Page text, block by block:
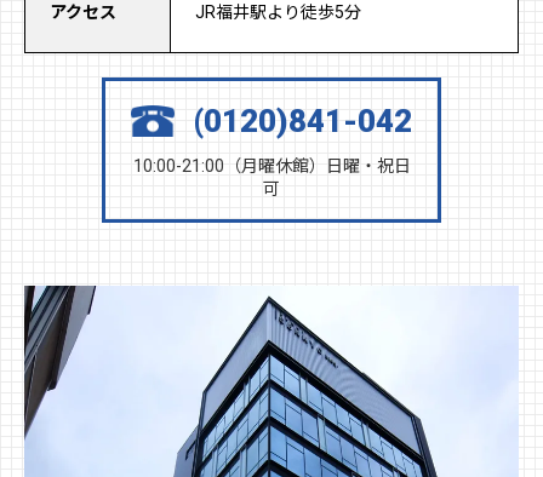
アクセス JR福井駅より徒歩5分
(0120)841-042
10:00-21:00（月曜休館）日曜・祝日
可